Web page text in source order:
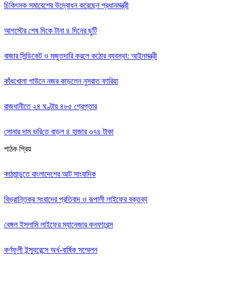
চিকিৎসক সমাবেশের উদ্বোধন করেছেন প্রধানমন্ত্রী
আগস্টের শেষ দিকে টানা ৪ দিনের ছুটি
বাজার সিন্ডিকেট ও মজুতদারি করলে কঠোর ব্যবস্থা: আইনমন্ত্রী
কাঁধখোলা গাউনে নজর কাড়লেন নুসরাত ফারিয়া
রাজধানীতে ২৪ ঘণ্টায় ৪৮৫ গ্রেপ্তার
সোনার দাম ভ‌রি‌তে বাড়ল ৪ হাজার ৩৭৪ টাকা
পাঠক প্রিয়
কাঠমান্ডুতে বাংলাদেশের আট সাংবাদিক
বিভ্রান্তিকর সংবাদের প্রতিবাদ ও রূপালী লাইফের বক্তব্য
বেঙ্গল ইসলামি লাইফের ম্যানেজার কনফারেন্স
কর্ণফুলী ইন্স্যুরেন্সে অর্ধ-বার্ষিক সম্মেলন